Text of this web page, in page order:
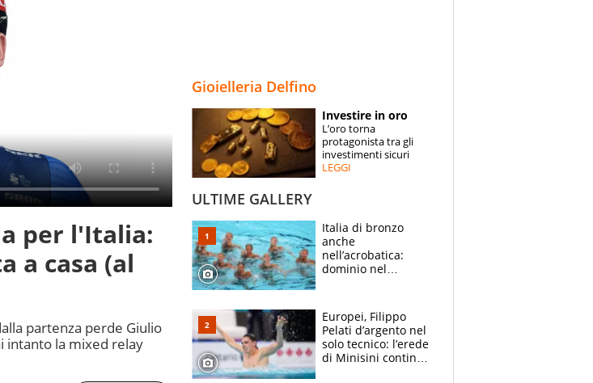
SPECIALI
ESPERTI
per l'Italia:
a casa (al
partenza perde Giulio
intanto la mixed relay
Gioielleria Delfino
Investire in oro
L’oro torna
protagonista tra gli
investimenti sicuri
LEGGI
ULTIME GALLERY
Italia di bronzo
anche
nell’acrobatica:
dominio nel
e compagni
continuare
Europei, Filippo
Pelati d’argento nel
solo tecnico: l’erede
di Minisini continua